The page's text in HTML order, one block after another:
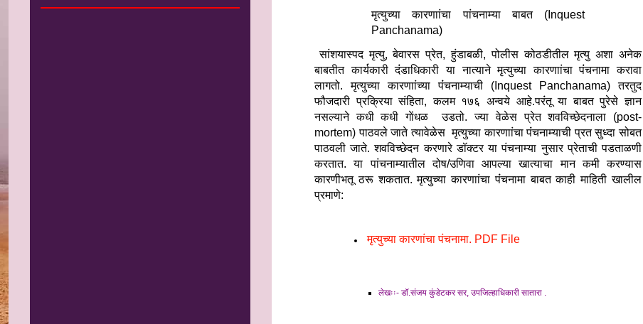
मृत्‍युच्‍या कारणाांचा पांचनाम्या बाबत (Inquest
Panchanama)
सांशयास्पद मृत्यु, बेवारस प्रेत, हुंडाबळी, पोलीस कोठडीतील मृत्‍यु अशा अनेक
बाबतीत कार्यकारी दंंडाधिकारी या नात्याने मृत्‍युच्‍या कारणाांचा पंंचनामा करावा
लागतो. मृत्‍युच्‍या कारणाांच्या पंंचनाम्याची (Inquest Panchanama) तरतुद
फौजदारी प्रक्रिया सं‍हिता, कलम १७६ अन्वये आहे.परंंतू या बाबत पुरेसे ज्ञान
नसल्याने कधी कधी गाेंधळ उडतो. ज्या वेळेस प्रेत शवविच्छेदनाला (post-
mortem) पाठवले जाते त्यावेळेस मृत्‍युच्‍या कारणाांचा पंंचनाम्याची प्रत सुध्दा सोबत
पाठवली जाते. शवविच्छेदन करणारे डॉक्टर या पंचनाम्‍या नुसार प्रेताची पडताळणी
करतात. या पांचनाम्यातील दोष/उणिवा आपल्या खात्याचा मान कमी करण्यास
कारणीभतू ठरू शकतात. मृत्‍युच्‍या कारणाांचा पंंचनामा बाबत काही माहिती खालील
प्रमाणे:
मृत्‍युच्‍या कारणांचा पंचनामा. PDF File
लेखःः- डॉ.संजय कुंडेटकर सर, उपजिल्‍हाधिकारी सातारा .